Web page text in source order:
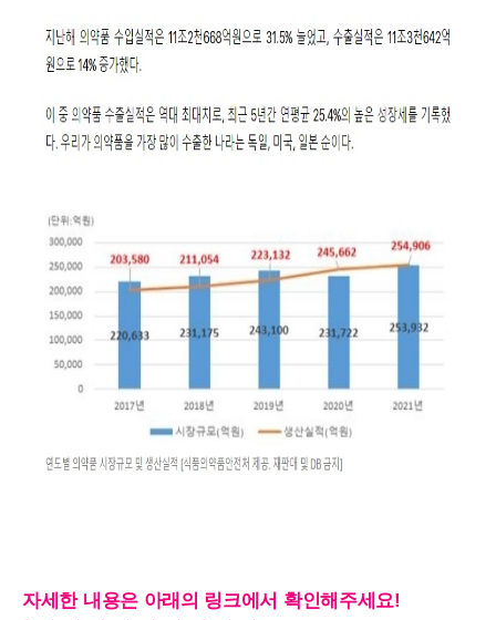
자세한 내용은 아래의 링크에서 확인해주세요!